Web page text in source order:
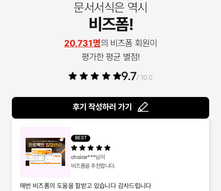
문서서식은 역시
비즈폼!
20,731명의 비즈폼 회원이
평가한 평균 별점!
9.7/ 10.0
후기 작성하러 가기
BEST
choirar***님이
비즈폼을 추천합니다.
매번 비즈폼의 도움을 잘받고 있습니다 감사드립니다